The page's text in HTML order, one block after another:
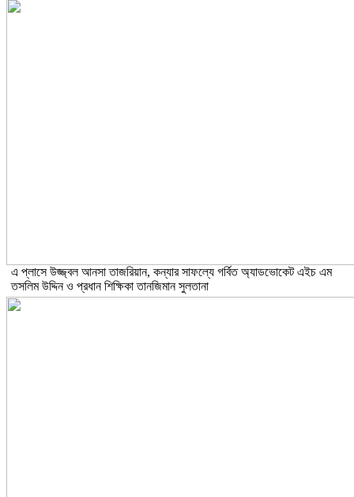
এ প্লাসে উজ্জ্বল আনসা তাজরিয়ান, কন্যার সাফল্যে গর্বিত অ্যাডভোকেট এইচ এম
তসলিম উদ্দিন ও প্রধান শিক্ষিকা তানজিমান সুলতানা